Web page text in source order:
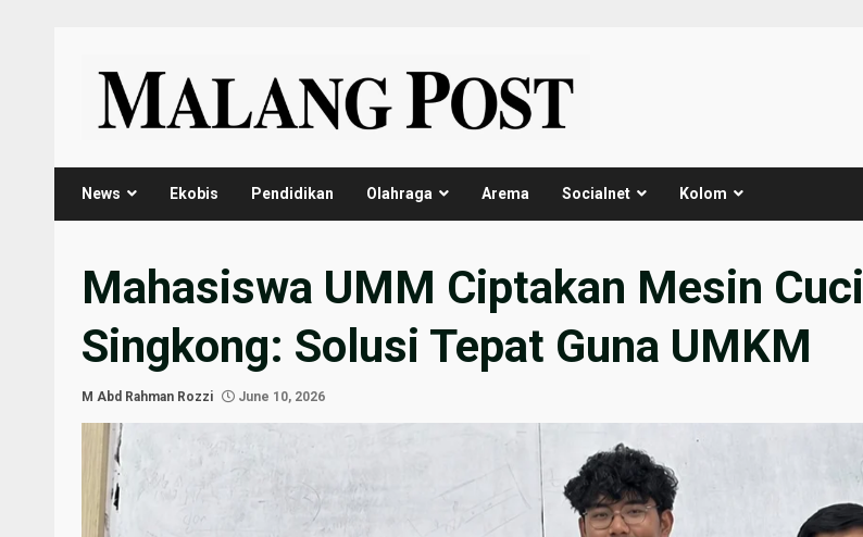
content
News Ekobis Pendidikan Olahraga Arema Socialnet Kolom
Mahasiswa UMM Ciptakan Mesin Cuci
Singkong: Solusi Tepat Guna UMKM
M Abd Rahman Rozzi June 10, 2026